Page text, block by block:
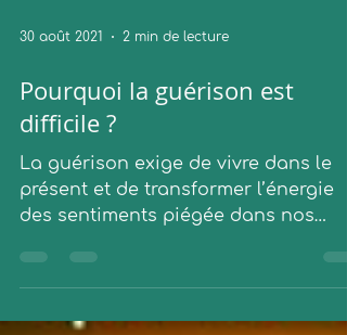
30 août 2021 2 min de lecture
Pourquoi la guérison est
difficile ?
La guérison exige de vivre dans le
présent et de transformer l’énergie